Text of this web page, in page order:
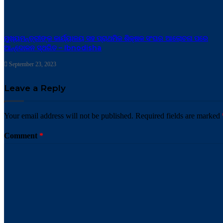
ମୁଖ୍ୟମନ୍ତ୍ରୀଙ୍କ କାର୍ଯ୍ୟାଳୟ ସହ ପ୍ରାଥମିକ ଶିକ୍ଷକ ସଂଘର ଆଲୋଚନା ପରେ
ଆନ୍ଦୋଳନ ସ୍ଥଗିତ – Ibnodisha
September 23, 2023
Leave a Reply
Your email address will not be published. Required fields are marked
Comment *